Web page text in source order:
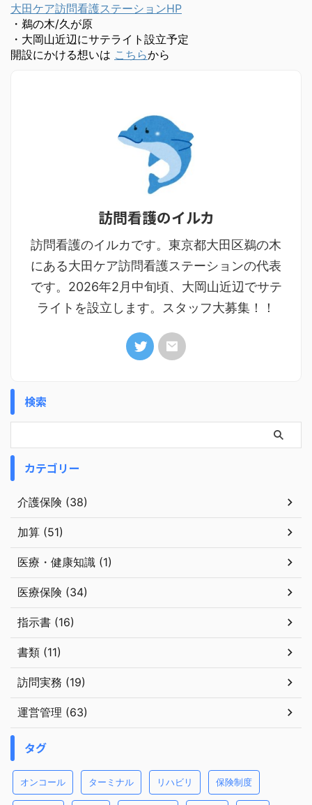
大田ケア訪問看護ステーションHP
・鵜の木/久が原
・大岡山近辺にサテライト設立予定
開設にかける想いは こちらから
訪問看護のイルカ
訪問看護のイルカです。東京都大田区鵜の木
にある大田ケア訪問看護ステーションの代表
です。2026年2月中旬頃、大岡山近辺でサテ
ライトを設立します。スタッフ大募集！！
検索
カテゴリー
介護保険 (38)
加算 (51)
医療・健康知識 (1)
医療保険 (34)
指示書 (16)
書類 (11)
訪問実務 (19)
運営管理 (63)
タグ
オンコール ターミナル リハビリ 保険制度